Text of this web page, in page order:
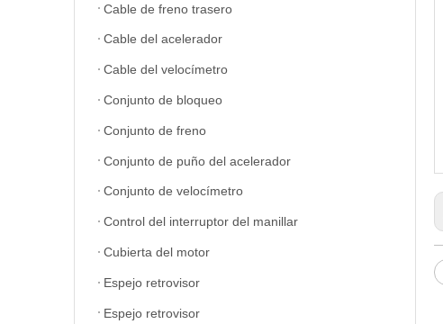
Cable de freno trasero
Cable del acelerador
Cable del velocímetro
Conjunto de bloqueo
Conjunto de freno
Conjunto de puño del acelerador
Conjunto de velocímetro
Control del interruptor del manillar
Cubierta del motor
Espejo retrovisor
Espejo retrovisor